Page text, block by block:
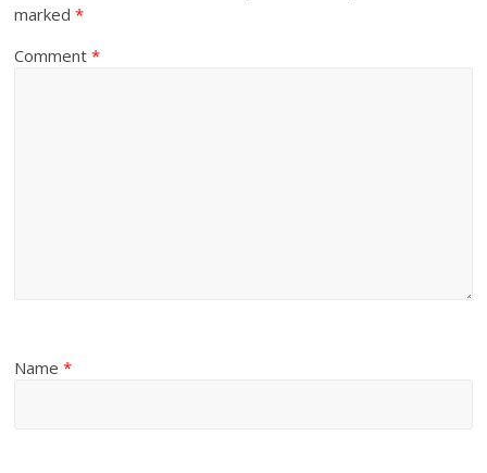
marked*
Comment*
Name*